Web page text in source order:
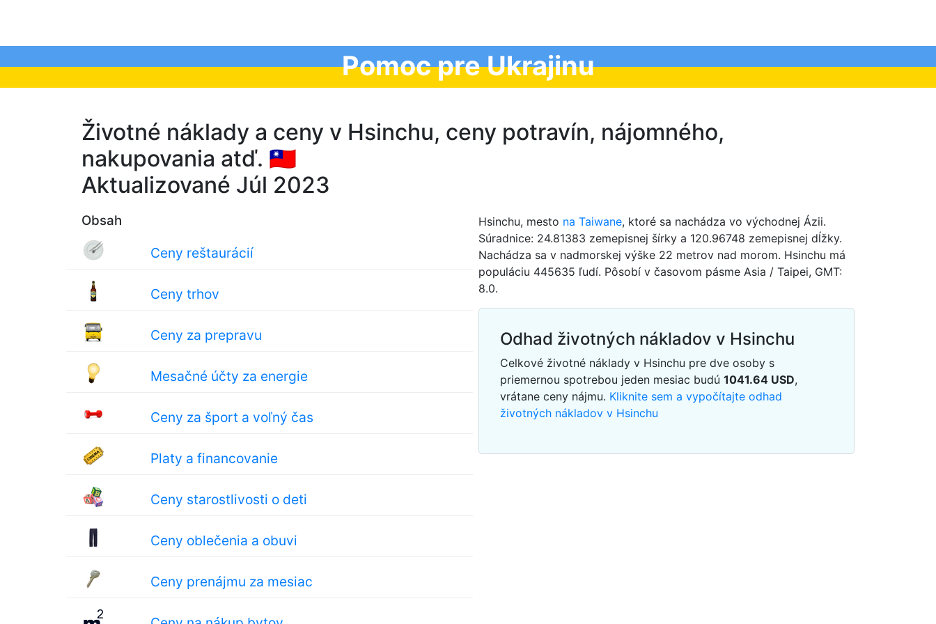
Pomoc pre Ukrajinu
Životné náklady a ceny v Hsinchu, ceny potravín, nájomného,
nakupovania atď. 🇹🇼
Aktualizované Júl 2023
Obsah
Ceny reštaurácií
Ceny trhov
Ceny za prepravu
Mesačné účty za energie
Ceny za šport a voľný čas
Platy a financovanie
Ceny starostlivosti o deti
Ceny oblečenia a obuvi
Ceny prenájmu za mesiac
Hsinchu, mesto na Taiwane, ktoré sa nachádza vo východnej Ázii.
Súradnice: 24.81383 zemepisnej šírky a 120.96748 zemepisnej dĺžky.
Nachádza sa v nadmorskej výške 22 metrov nad morom. Hsinchu má
populáciu 445635 ľudí. Pôsobí v časovom pásme Asia / Taipei, GMT:
8.0.
Odhad životných nákladov v Hsinchu
Celkové životné náklady v Hsinchu pre dve osoby s
priemernou spotrebou jeden mesiac budú 1041.64 USD,
vrátane ceny nájmu. Kliknite sem a vypočítajte odhad
životných nákladov v Hsinchu